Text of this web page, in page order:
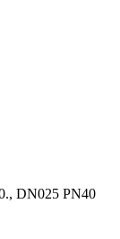
DN025 PN40